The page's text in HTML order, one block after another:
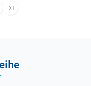
Ziel sein,
die auch
sein sollten.